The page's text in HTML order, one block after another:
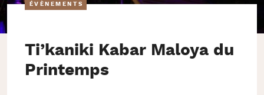
ÉVÈNEMENTS
Ti’kaniki Kabar Maloya du
Printemps